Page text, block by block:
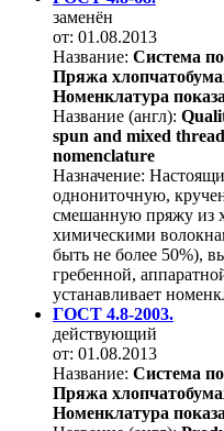
заменён
от: 01.08.2013
Название: Система
Пряжа
Номенклатура
Название (англ):
spun and mixed
nomenclature
Назначение:
однониточную,
смешанную пряжу из
химическими
быть не более 50%),
гребенной,
устанавливает
ГОСТ 4.8-2003.
действующий
от: 01.08.2013
Название: Система
Пряжа
Номенклатура